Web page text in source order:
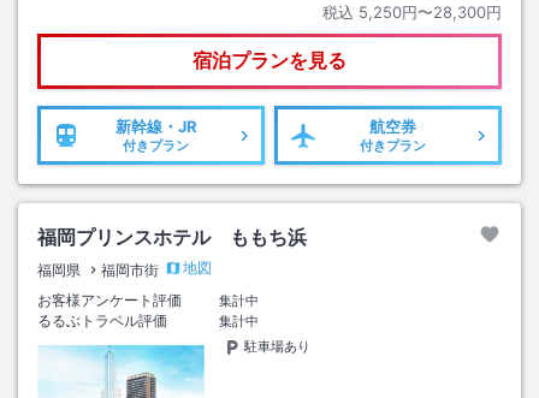
税込 5,250円〜28,300円
宿泊プランを見る
新幹線・JR
付きプラン
航空券
付きプラン
福岡プリンスホテル ももち浜
福岡県 福岡市街
地図
お客様アンケート評価
集計中
るるぶトラベル評価
集計中
駐車場あり